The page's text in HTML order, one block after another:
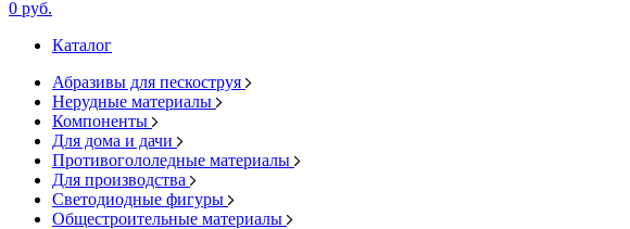
0 руб.
Каталог
Абразивы для пескоструя
Нерудные материалы
Компоненты
Для дома и дачи
Противогололедные материалы
Для производства
Светодиодные фигуры
Общестроительные материалы